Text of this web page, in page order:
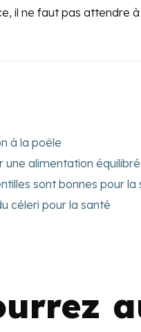
il ne faut pas attendre
à la poêle
une alimentation
sont bonnes pour la
céleri pour la santé